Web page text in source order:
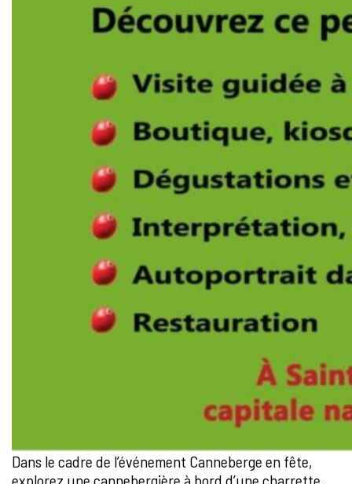
Dans le cadre de l’événement Canneberge en fête,
explorez une cannebergière à bord d’une charrette.